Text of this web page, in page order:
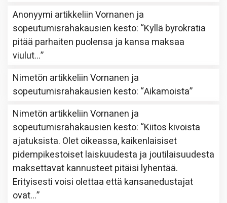
Anonyymi artikkeliinVornanen ja
sopeutumisrahakausien kesto: “Kyllä byrokratia
pitää parhaiten puolensa ja kansa maksaa
viulut…”
Nimetön artikkeliinVornanen ja
sopeutumisrahakausien kesto: “Aikamoista”
Nimetön artikkeliinVornanen ja
sopeutumisrahakausien kesto: “Kiitos kivoista
ajatuksista. Olet oikeassa, kaikenlaisiset
pidempikestoiset laiskuudesta ja joutilaisuudesta
maksettavat kannusteet pitäisi lyhentää.
Erityisesti voisi olettaa että kansanedustajat
ovat…”